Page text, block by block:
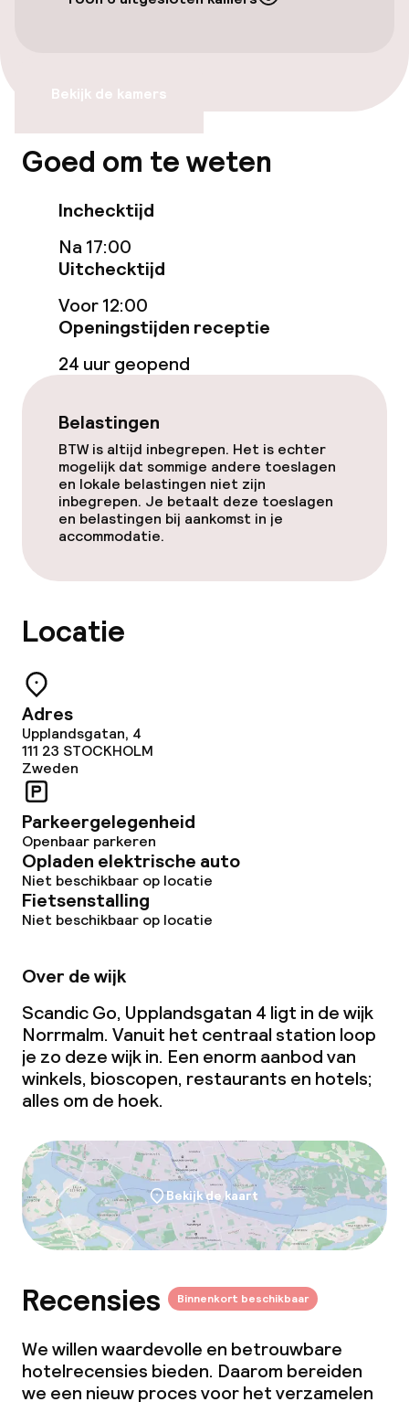
Kamers
geoptimaliseerde kamers beschikbaar
Entertainment
Gratis wifi
Eet- en drinkgelegenheden
Bar
Schoonmaakvoorzieningen
Wasservice
Beleid
Overal rookvrij
Bekijk de kamers
Goed om te weten
Inchecktijd
Na 17:00
Uitchecktijd
Voor 12:00
Openingstijden receptie
24 uur geopend
Belastingen
BTW is altijd inbegrepen. Het is echter
mogelijk dat sommige andere toeslagen
en lokale belastingen niet zijn
inbegrepen. Je betaalt deze toeslagen
en belastingen bij aankomst in je
accommodatie.
Locatie
Adres
Upplandsgatan, 4
111 23 STOCKHOLM
Zweden
Parkeergelegenheid
Openbaar parkeren
Opladen elektrische auto
Niet beschikbaar op locatie
Fietsenstalling
Niet beschikbaar op locatie
Over de wijk
Scandic Go, Upplandsgatan 4 ligt in de wijk
Norrmalm. Vanuit het centraal station loop
je zo deze wijk in. Een enorm aanbod van
winkels, bioscopen, restaurants en hotels;
alles om de hoek.
Bekijk de kaart
Recensies Binnenkort beschikbaar
We willen waardevolle en betrouwbare
hotelrecensies bieden. Daarom bereiden
we een nieuw proces voor het verzamelen